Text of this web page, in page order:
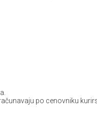
po cenovniku